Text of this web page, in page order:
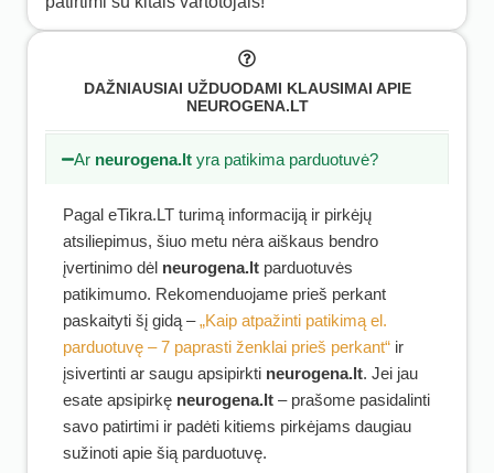
DAŽNIAUSIAI UŽDUODAMI KLAUSIMAI APIE
NEUROGENA.LT
Ar neurogena.lt yra patikima parduotuvė?
Pagal eTikra.LT turimą informaciją ir pirkėjų
atsiliepimus, šiuo metu nėra aiškaus bendro
įvertinimo dėl neurogena.lt parduotuvės
patikimumo. Rekomenduojame prieš perkant
paskaityti šį gidą –„Kaip atpažinti patikimą el.
parduotuvę – 7 paprasti ženklai prieš perkant“ ir
įsivertinti ar saugu apsipirkti neurogena.lt. Jei jau
esate apsipirkę neurogena.lt – prašome pasidalinti
savo patirtimi ir padėti kitiems pirkėjams daugiau
sužinoti apie šią parduotuvę.